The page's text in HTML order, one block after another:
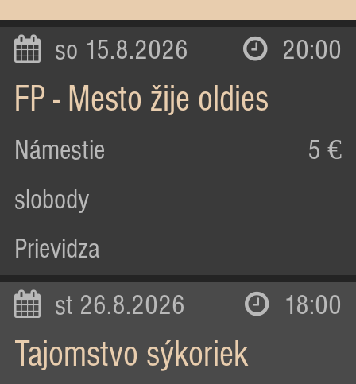
so 15.8.2026 20:00
FP - Mesto žije oldies
Námestie
slobody
Prievidza
5 €
st 26.8.2026 18:00
Tajomstvo sýkoriek